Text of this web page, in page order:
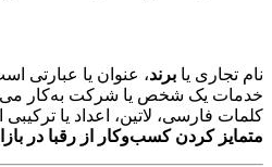
نام تجاری یا برند، عنوان یا عبارتی
خدمات یک شخص یا شرکت به‌کار
کلمات فارسی، لاتین، اعداد یا
متمایز کردن کسب‌وکار از رقبا در